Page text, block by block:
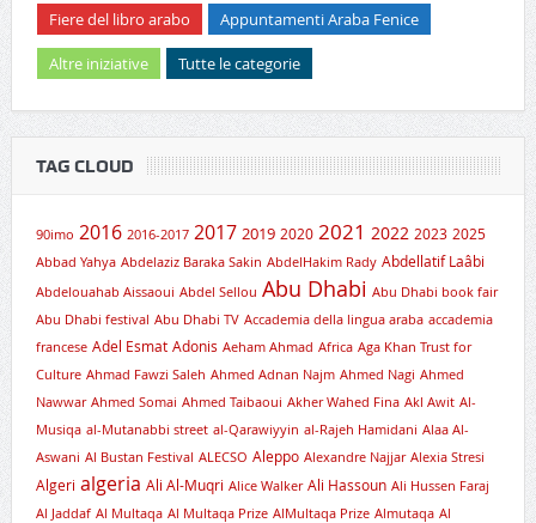
Fiere del libro arabo
Appuntamenti Araba Fenice
Altre iniziative Tutte le categorie
TAG CLOUD
90imo 2016 2016-2017 2017 2019 2020 2021 2022 2023 2025
Abbad Yahya Abdelaziz Baraka Sakin AbdelHakim Rady Abdellatif Laâbi
Abdelouahab Aissaoui Abdel Sellou Abu Dhabi Abu Dhabi book fair
Abu Dhabi festival Abu Dhabi TV Accademia della lingua araba accademia
francese Adel Esmat Adonis Aeham Ahmad Africa Aga Khan Trust for
Culture Ahmad Fawzi Saleh Ahmed Adnan Najm Ahmed Nagi Ahmed
Nawwar Ahmed Somai Ahmed Taibaoui Akher Wahed Fina Akl Awit Al-
Musiqa al-Mutanabbi street al-Qarawiyyin al-Rajeh Hamidani Alaa Al-
Aswani Al Bustan Festival ALECSO Aleppo Alexandre Najjar Alexia Stresi
Algeri algeria Ali Al-Muqri Alice Walker Ali Hassoun Ali Hussen Faraj
Al Jaddaf Al Multaqa Al Multaqa Prize AlMultaqa Prize Almutaqa Al